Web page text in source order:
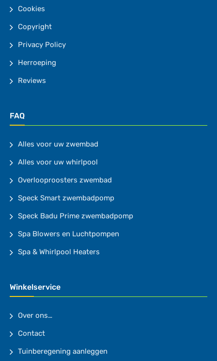
Cookies
Copyright
Privacy Policy
Herroeping
Reviews
FAQ
Alles voor uw zwembad
Alles voor uw whirlpool
Overlooproosters zwembad
Speck Smart zwembadpomp
Speck Badu Prime zwembadpomp
Spa Blowers en Luchtpompen
Spa & Whirlpool Heaters
Winkelservice
Over ons…
Contact
Tuinberegening aanleggen